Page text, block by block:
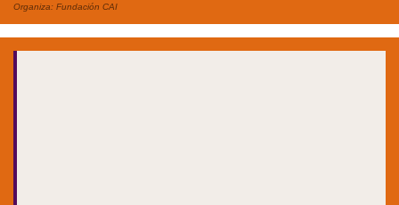
Organiza: Fundación CAI